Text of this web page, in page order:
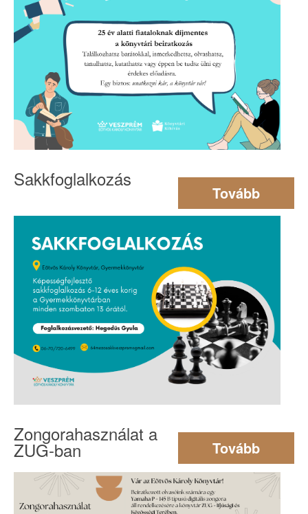
Tovább
Sakkfoglalkozás
Tovább
Zongorahasználat a
ZUG-ban